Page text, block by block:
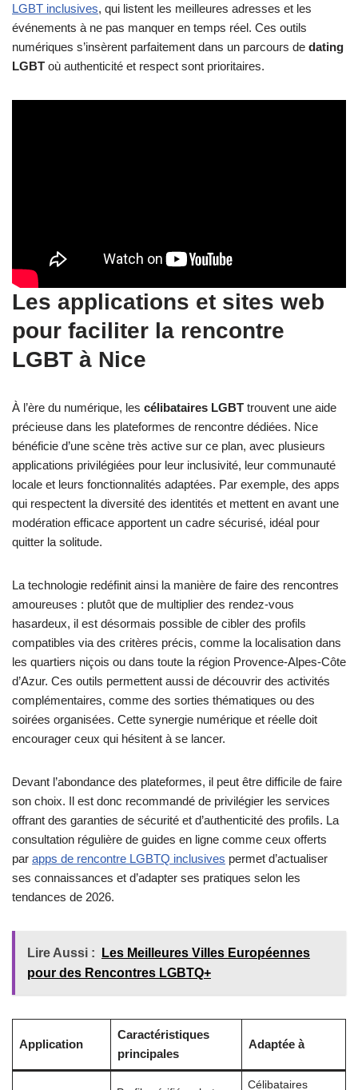
LGBT inclusives, qui listent les meilleures adresses et les
événements à ne pas manquer en temps réel. Ces outils
numériques s’insèrent parfaitement dans un parcours de dating
LGBT où authenticité et respect sont prioritaires.
Les applications et sites web
pour faciliter la rencontre
LGBT à Nice
À l’ère du numérique, les célibataires LGBT trouvent une aide
précieuse dans les plateformes de rencontre dédiées. Nice
bénéficie d’une scène très active sur ce plan, avec plusieurs
applications privilégiées pour leur inclusivité, leur communauté
locale et leurs fonctionnalités adaptées. Par exemple, des apps
qui respectent la diversité des identités et mettent en avant une
modération efficace apportent un cadre sécurisé, idéal pour
quitter la solitude.
La technologie redéfinit ainsi la manière de faire des rencontres
amoureuses : plutôt que de multiplier des rendez-vous
hasardeux, il est désormais possible de cibler des profils
compatibles via des critères précis, comme la localisation dans
les quartiers niçois ou dans toute la région Provence-Alpes-Côte
d’Azur. Ces outils permettent aussi de découvrir des activités
complémentaires, comme des sorties thématiques ou des
soirées organisées. Cette synergie numérique et réelle doit
encourager ceux qui hésitent à se lancer.
Devant l’abondance des plateformes, il peut être difficile de faire
son choix. Il est donc recommandé de privilégier les services
offrant des garanties de sécurité et d’authenticité des profils. La
consultation régulière de guides en ligne comme ceux offerts
par apps de rencontre LGBTQ inclusives permet d’actualiser
ses connaissances et d’adapter ses pratiques selon les
tendances de 2026.
Lire Aussi :
Les Meilleures Villes Européennes
pour des Rencontres LGBTQ+
Application
Caractéristiques
principales
Adaptée à
Célibataires